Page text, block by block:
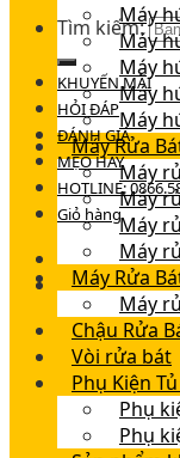
Tìm kiếm:
KHUYẾN MÃI
HỎI ĐÁP
ĐÁNH GIÁ
MẸO HAY
HOTLINE:
Giỏ hàng
Máy
Máy
Máy
Máy
Máy
Máy Rửa
Máy
Máy
Máy
Máy
Máy Rửa
Máy
Chậu Rửa
Vòi rửa bát
Phụ Kiện
Phụ
Phụ